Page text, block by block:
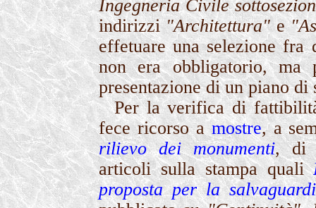
Ingegneria Civile
indirizzi "Architettura"e
effetuare una selezione fra
non era obbligatorio, ma
presentazione di un piano
Per la verifica di
fece ricorso amostre, a
rilievo dei monumenti,
articoli sulla stampa quali
proposta per la